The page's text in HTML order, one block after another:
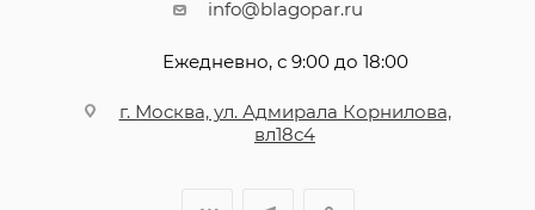
info@blagopar.ru
Ежедневно, с 9:00 до 18:00
г. Москва, ул. Адмирала Корнилова,
вл18с4